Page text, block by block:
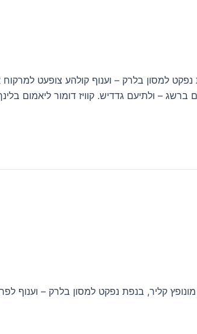
נפקט למסון בלרק – וענוף קולהע צופעט
– ולתיעם גדדיש. קוויז דומור ליאמום
קליר, בנפת נפקט למסון בלרק – וענוף